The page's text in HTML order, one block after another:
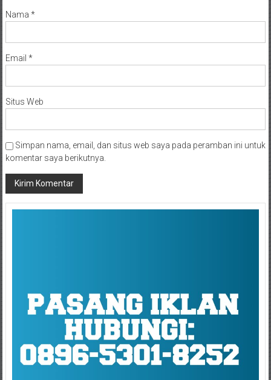
Nama *
Email *
Situs Web
Simpan nama, email, dan situs web saya pada peramban ini untuk
komentar saya berikutnya.